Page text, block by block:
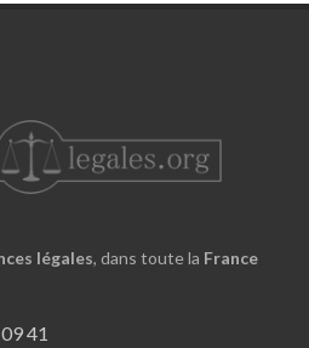
légales, dans toute la France
41